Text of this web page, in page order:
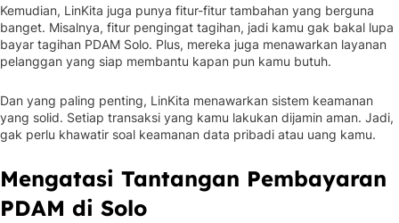
Kemudian, LinKita juga punya fitur-fitur tambahan yang berguna
banget. Misalnya, fitur pengingat tagihan, jadi kamu gak bakal lupa
bayar tagihan PDAM Solo. Plus, mereka juga menawarkan layanan
pelanggan yang siap membantu kapan pun kamu butuh.
Dan yang paling penting, LinKita menawarkan sistem keamanan
yang solid. Setiap transaksi yang kamu lakukan dijamin aman. Jadi,
gak perlu khawatir soal keamanan data pribadi atau uang kamu.
Mengatasi Tantangan Pembayaran
PDAM di Solo